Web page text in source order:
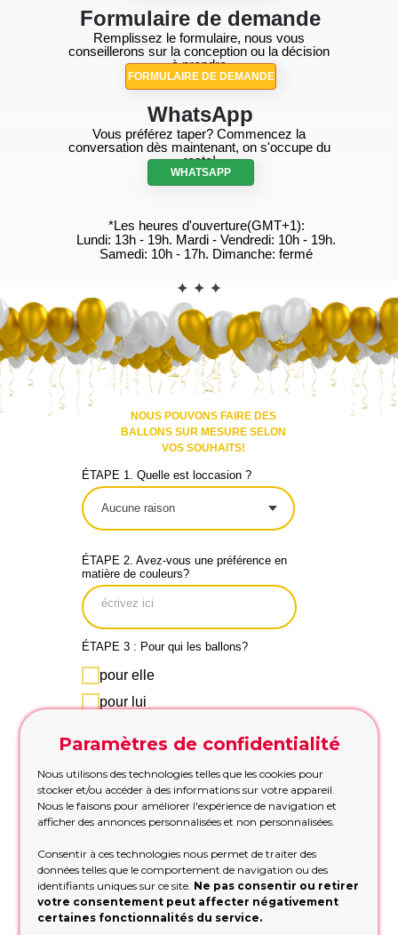
*Les heures d'ouverture(GMT+1):
Lundi: 13h - 19h. Mardi - Vendredi: 10h - 19h.
Samedi: 10h - 17h. Dimanche: fermé
Formulaire de demande
Remplissez le formulaire, nous vous
conseillerons sur la conception ou la décision
à prendre
FORMULAIRE DE DEMANDE
CONTACT
WhatsApp
Vous préférez taper? Commencez la
conversation dès maintenant, on s'occupe du
reste!
WHATSAPP
NOUS POUVONS FAIRE DES
BALLONS SUR MESURE SELON
VOS SOUHAITS!
ÉTAPE 1. Quelle est loccasion ?
ÉTAPE 2. Avez-vous une préférence en
matière de couleurs?
ÉTAPE 3 : Pour qui les ballons?
pour elle
pour lui
famille
ÉTAPE 4. Quel est votre budget?
300
10 1000
ÉTAPE 5. Votre nom, numéro de
Paramètres de confidentialité
Nous utilisons des technologies telles que les cookies pour
stocker et/ou accéder à des informations sur votre appareil.
Nous le faisons pour améliorer l'expérience de navigation et
afficher des annonces personnalisées et non personnalisées.
Consentir à ces technologies nous permet de traiter des
données telles que le comportement de navigation ou des
identifiants uniques sur ce site. Ne pas consentir ou retirer
votre consentement peut affecter négativement
certaines fonctionnalités du service.